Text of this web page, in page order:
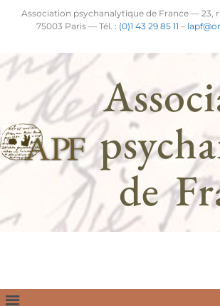
Association psychanalytique de France — 23,
75003 Paris — Tél. : (0)1 43 29 85 11 –
de